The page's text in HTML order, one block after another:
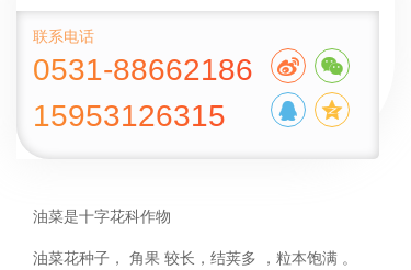
联系电话
0531-88662186
15953126315
油菜是十字花科作物
油菜花种子， 角果 较长，结荚多 ，粒本饱满 。